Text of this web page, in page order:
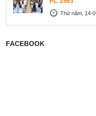
Thứ năm, 14-
FACEBOOK